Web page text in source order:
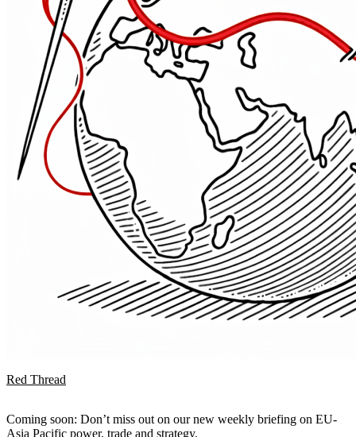
Red Thread
Coming soon: Don’t miss out on our new weekly briefing on EU-
Asia Pacific power, trade and strategy.